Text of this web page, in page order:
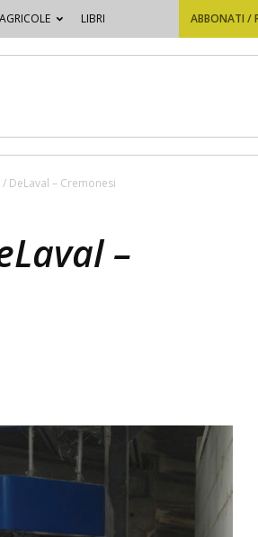
LIBRI ABBONATI /
DeLaval – Cremonesi
–